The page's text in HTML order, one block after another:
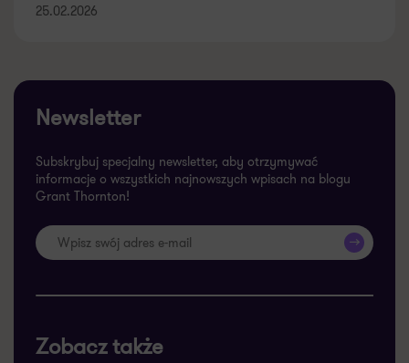
25.02.2026
Newsletter
Subskrybuj specjalny newsletter, aby otrzymywać
informacje o wszystkich najnowszych wpisach na blogu
Grant Thornton!
>>
Zobacz także